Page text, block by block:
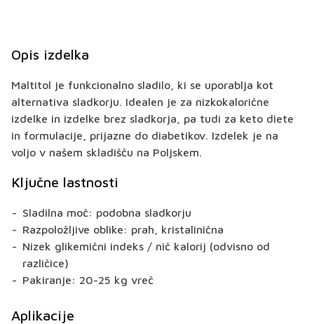
Opis izdelka
Maltitol je funkcionalno sladilo, ki se uporablja kot
alternativa sladkorju. Idealen je za nizkokalorične
izdelke in izdelke brez sladkorja, pa tudi za keto diete
in formulacije, prijazne do diabetikov. Izdelek je na
voljo v našem skladišču na Poljskem.
Ključne lastnosti
Sladilna moč: podobna sladkorju
Razpoložljive oblike: prah, kristalinična
Nizek glikemični indeks / nič kalorij (odvisno od
različice)
Pakiranje: 20-25 kg vreč
Aplikacije